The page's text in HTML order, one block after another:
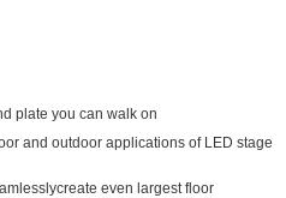
plate you can walk on
and outdoor applications of LED stage
even largest floor